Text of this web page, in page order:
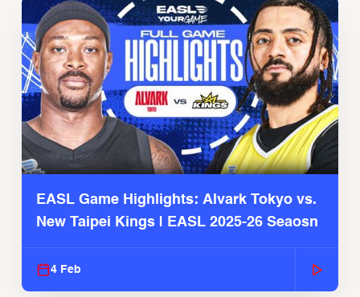
EASL Game Highlights: Alvark Tokyo vs.
New Taipei Kings | EASL 2025-26 Seaosn
4 Feb